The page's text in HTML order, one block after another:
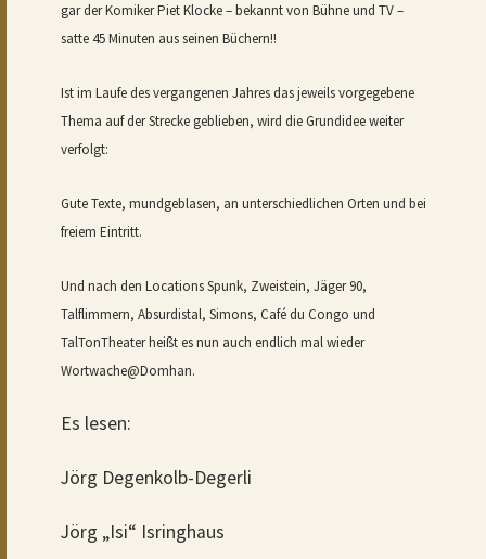
gar der Komiker Piet Klocke – bekannt von Bühne und TV –
satte 45 Minuten aus seinen Büchern!!
Ist im Laufe des vergangenen Jahres das jeweils vorgegebene
Thema auf der Strecke geblieben, wird die Grundidee weiter
verfolgt:
Gute Texte, mundgeblasen, an unterschiedlichen Orten und bei
freiem Eintritt.
Und nach den Locations Spunk, Zweistein, Jäger 90,
Talflimmern, Absurdistal, Simons, Café du Congo und
TalTonTheater heißt es nun auch endlich mal wieder
Wortwache@Domhan.
Es lesen:
Jörg Degenkolb-Degerli
Jörg „Isi“ Isringhaus